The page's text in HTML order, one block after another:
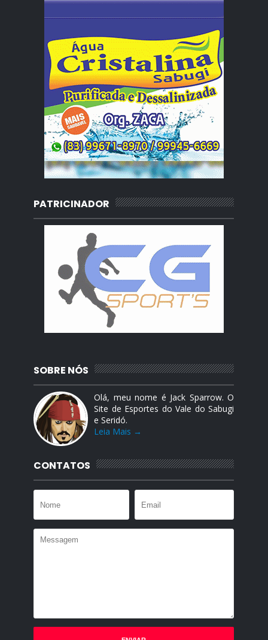
PATRICINADOR
SOBRE NÓS
Olá, meu nome é Jack Sparrow. O
Site de Esportes do Vale do Sabugi
e Seridó.
Leia Mais →
CONTATOS